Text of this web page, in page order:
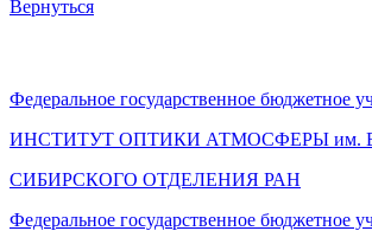
Вернуться
Федеральное государственное бюджетное
ИНСТИТУТ ОПТИКИ АТМОСФЕРЫ им.
СИБИРСКОГО ОТДЕЛЕНИЯ РАН
Федеральное государственное бюджетное